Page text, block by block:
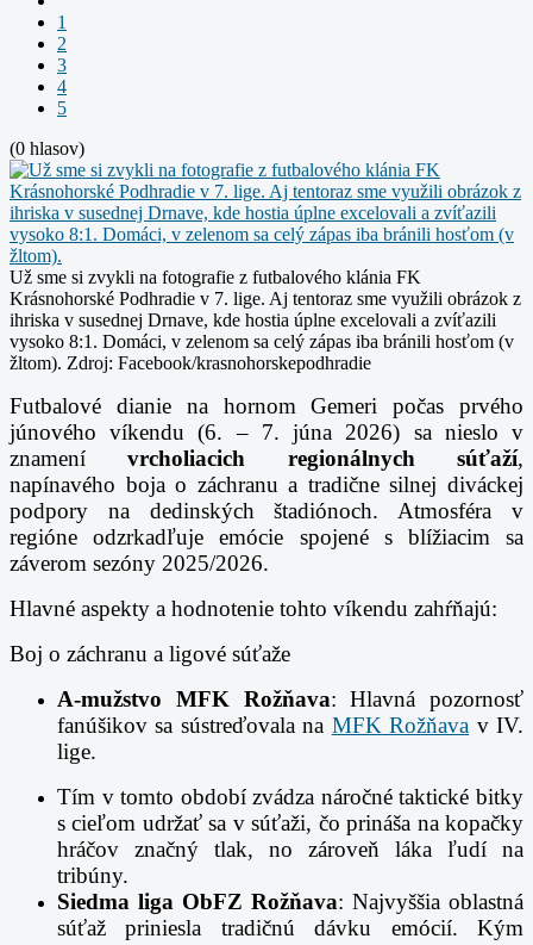
1
2
3
4
5
(0 hlasov)
Už sme si zvykli na fotografie z futbalového klánia FK
Krásnohorské Podhradie v 7. lige. Aj tentoraz sme využili obrázok z
ihriska v susednej Drnave, kde hostia úplne excelovali a zvíťazili
vysoko 8:1. Domáci, v zelenom sa celý zápas iba bránili hosťom (v
žltom). Zdroj: Facebook/krasnohorskepodhradie
Futbalové dianie na hornom Gemeri počas prvého
júnového víkendu (6. – 7. júna 2026) sa nieslo v
znamenívrcholiacich regionálnych súťaží,
napínavého boja o záchranu a tradične silnej diváckej
podpory na dedinských štadiónoch. Atmosféra v
regióne odzrkadľuje emócie spojené s blížiacim sa
záverom sezóny 2025/2026.
Hlavné aspekty a hodnotenie tohto víkendu zahŕňajú:
Boj o záchranu a ligové súťaže
A-mužstvo MFK Rožňava: Hlavná pozornosť
fanúšikov sa sústreďovala na MFK Rožňava v IV.
lige.
Tím v tomto období zvádza náročné taktické bitky
s cieľom udržať sa v súťaži, čo prináša na kopačky
hráčov značný tlak, no zároveň láka ľudí na
tribúny.
Siedma liga ObFZ Rožňava: Najvyššia oblastná
súťaž priniesla tradičnú dávku emócií. Kým